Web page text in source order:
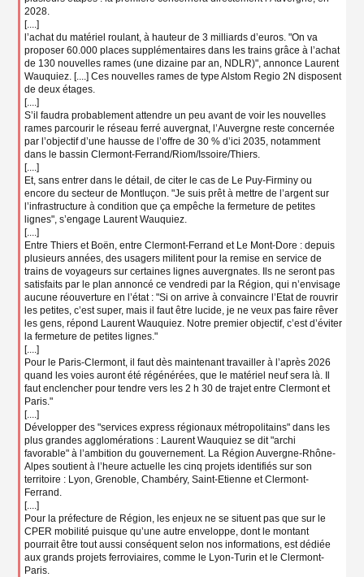
2028.
[....]
l’achat du matériel roulant, à hauteur de 3 milliards d’euros. "On va
proposer 60.000 places supplémentaires dans les trains grâce à l’achat
de 130 nouvelles rames (une dizaine par an, NDLR)", annonce Laurent
Wauquiez. [....] Ces nouvelles rames de type Alstom Regio 2N disposent
de deux étages.
[....]
S’il faudra probablement attendre un peu avant de voir les nouvelles
rames parcourir le réseau ferré auvergnat, l’Auvergne reste concernée
par l’objectif d’une hausse de l’offre de 30 % d’ici 2035, notamment
dans le bassin Clermont-Ferrand/Riom/Issoire/Thiers.
[....]
Et, sans entrer dans le détail, de citer le cas de Le Puy-Firminy ou
encore du secteur de Montluçon. "Je suis prêt à mettre de l’argent sur
l’infrastructure à condition que ça empêche la fermeture de petites
lignes", s’engage Laurent Wauquiez.
[....]
Entre Thiers et Boën, entre Clermont-Ferrand et Le Mont-Dore : depuis
plusieurs années, des usagers militent pour la remise en service de
trains de voyageurs sur certaines lignes auvergnates. Ils ne seront pas
satisfaits par le plan annoncé ce vendredi par la Région, qui n’envisage
aucune réouverture en l’état : "Si on arrive à convaincre l’Etat de rouvrir
les petites, c’est super, mais il faut être lucide, je ne veux pas faire rêver
les gens, répond Laurent Wauquiez. Notre premier objectif, c’est d’éviter
la fermeture de petites lignes."
[....]
Pour le Paris-Clermont, il faut dès maintenant travailler à l’après 2026
quand les voies auront été régénérées, que le matériel neuf sera là. Il
faut enclencher pour tendre vers les 2 h 30 de trajet entre Clermont et
Paris."
[....]
Développer des "services express régionaux métropolitains" dans les
plus grandes agglomérations : Laurent Wauquiez se dit "archi
favorable" à l’ambition du gouvernement. La Région Auvergne-Rhône-
Alpes soutient à l’heure actuelle les cinq projets identifiés sur son
territoire : Lyon, Grenoble, Chambéry, Saint-Etienne et Clermont-
Ferrand.
[....]
Pour la préfecture de Région, les enjeux ne se situent pas que sur le
CPER mobilité puisque qu’une autre enveloppe, dont le montant
pourrait être tout aussi conséquent selon nos informations, est dédiée
aux grands projets ferroviaires, comme le Lyon-Turin et le Clermont-
Paris.